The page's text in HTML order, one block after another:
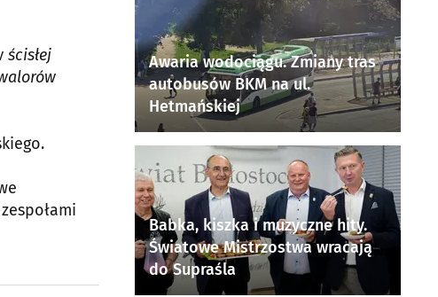
Awaria wodociągu. Zmiany tras
autobusów BKM na ul.
Hetmańskiej
Babka, kiszka i muzyczne hity.
Światowe Mistrzostwa wracają
do Supraśla